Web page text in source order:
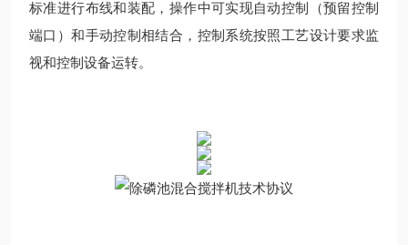
标准进行布线和装配，操作中可实现自动控制（预留控制
端口）和手动控制相结合，控制系统按照工艺设计要求监
视和控制设备运转。